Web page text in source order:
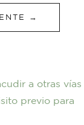
→
a otras vías
previo para